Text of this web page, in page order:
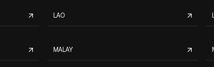
LAO
MALAY